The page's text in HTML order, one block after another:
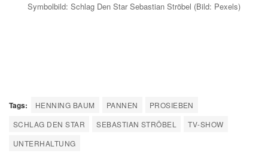
Symbolbild: Schlag Den Star Sebastian Ströbel (Bild: Pexels)
Tags: HENNING BAUM PANNEN
PROSIEBEN
SCHLAG DEN STAR
SEBASTIAN STRÖBEL
TV-SHOW
UNTERHALTUNG